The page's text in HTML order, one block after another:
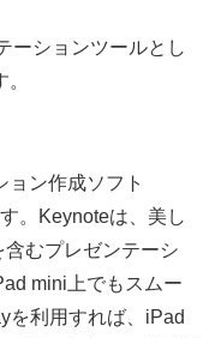
ーションツールとし
ョン作成ソフト
。Keynoteは、美し
むプレゼンテーシ
mini上でもスムー
を利用すれば、iPad